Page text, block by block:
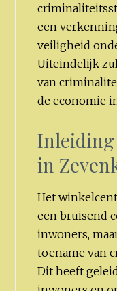
een
veiligheid
Uiteindelijk
van
de economie
in
Het
een bruisend
inwoners,
toename van
Dit heeft